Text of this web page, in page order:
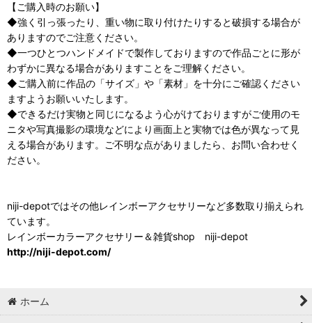
【ご購入時のお願い】
◆強く引っ張ったり、重い物に取り付けたりすると破損する場合が
ありますのでご注意ください。
◆一つひとつハンドメイドで製作しておりますので作品ごとに形が
わずかに異なる場合がありますことをご理解ください。
◆ご購入前に作品の「サイズ」や「素材」を十分にご確認ください
ますようお願いいたします。
◆できるだけ実物と同じになるよう心がけておりますがご使用のモ
ニタや写真撮影の環境などにより画面上と実物では色が異なって見
える場合があります。ご不明な点がありましたら、お問い合わせく
ださい。
niji-depotではその他レインボーアクセサリーなど多数取り揃えられ
ています。
レインボーカラーアクセサリー＆雑貨shop niji-depot
http://niji-depot.com/
ホーム